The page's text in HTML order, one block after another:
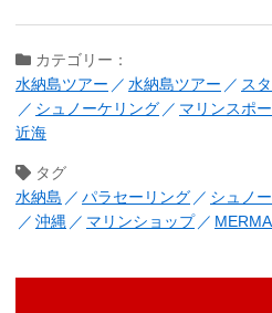
カテゴリー：
水納島ツアー
水納島ツアー ス
シュノーケリング
マリンスポ
近海
タグ
水納島
パラセーリング シュノ
沖縄
マリンショップ